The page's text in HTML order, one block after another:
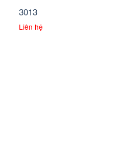
3013
Liên hệ